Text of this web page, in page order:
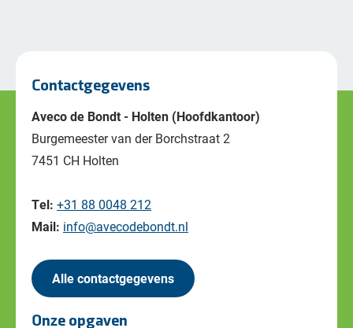
Contactgegevens
Aveco de Bondt - Holten (Hoofdkantoor)
Burgemeester van der Borchstraat 2
7451 CH Holten
Tel: +31 88 0048 212
Mail: info@avecodebondt.nl
Alle contactgegevens
Onze opgaven